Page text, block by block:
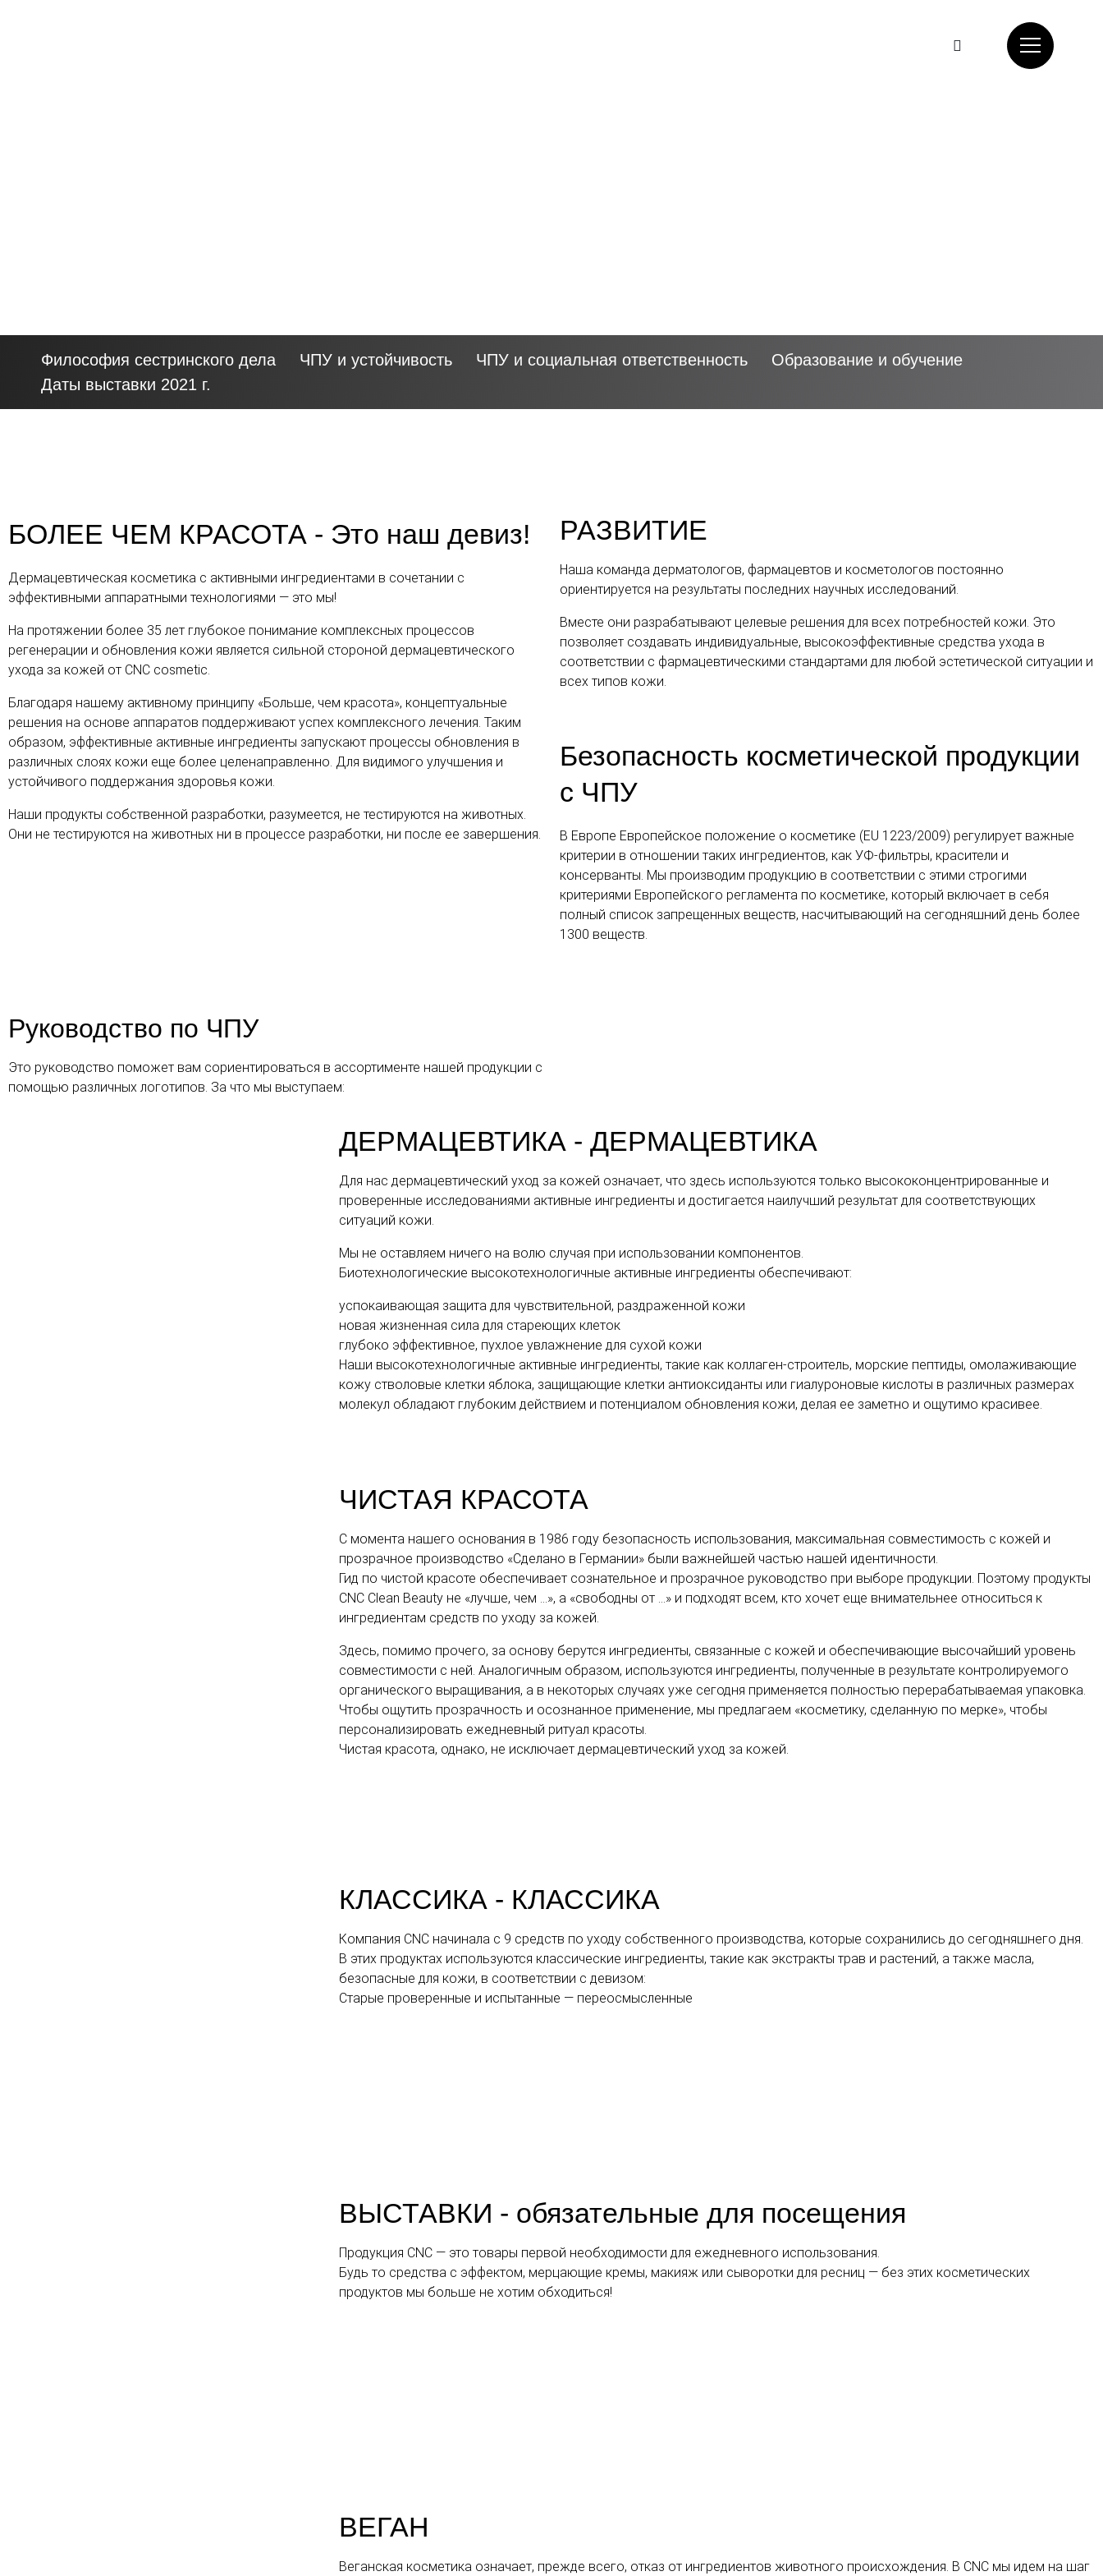
Философия сестринского дела ЧПУ и устойчивость ЧПУ и социальная ответственность
Образование и обучение
Даты выставки 2021 г.
БОЛЕЕ ЧЕМ КРАСОТА - Это наш девиз!
Дермацевтическая косметика с активными ингредиентами в сочетании с
эффективными аппаратными технологиями — это мы!
На протяжении более 35 лет глубокое понимание комплексных процессов
регенерации и обновления кожи является сильной стороной дермацевтического
ухода за кожей от CNC cosmetic.
Благодаря нашему активному принципу «Больше, чем красота», концептуальные
решения на основе аппаратов поддерживают успех комплексного лечения. Таким
образом, эффективные активные ингредиенты запускают процессы обновления в
различных слоях кожи еще более целенаправленно. Для видимого улучшения и
устойчивого поддержания здоровья кожи.
Наши продукты собственной разработки, разумеется, не тестируются на животных.
Они не тестируются на животных ни в процессе разработки, ни после ее завершения.
РАЗВИТИЕ
Наша команда дерматологов, фармацевтов и косметологов постоянно
ориентируется на результаты последних научных исследований.
Вместе они разрабатывают целевые решения для всех потребностей кожи. Это
позволяет создавать индивидуальные, высокоэффективные средства ухода в
соответствии с фармацевтическими стандартами для любой эстетической ситуации и
всех типов кожи.
Безопасность косметической продукции
с ЧПУ
В Европе Европейское положение о косметике (EU 1223/2009) регулирует важные
критерии в отношении таких ингредиентов, как УФ-фильтры, красители и
консерванты. Мы производим продукцию в соответствии с этими строгими
критериями Европейского регламента по косметике, который включает в себя
полный список запрещенных веществ, насчитывающий на сегодняшний день более
1300 веществ.
Руководство по ЧПУ
Это руководство поможет вам сориентироваться в ассортименте нашей продукции с
помощью различных логотипов. За что мы выступаем:
ДЕРМАЦЕВТИКА - ДЕРМАЦЕВТИКА
Для нас дермацевтический уход за кожей означает, что здесь используются только высококонцентрированные и
проверенные исследованиями активные ингредиенты и достигается наилучший результат для соответствующих
ситуаций кожи.
Мы не оставляем ничего на волю случая при использовании компонентов.
Биотехнологические высокотехнологичные активные ингредиенты обеспечивают:
успокаивающая защита для чувствительной, раздраженной кожи
новая жизненная сила для стареющих клеток
глубоко эффективное, пухлое увлажнение для сухой кожи
Наши высокотехнологичные активные ингредиенты, такие как коллаген-строитель, морские пептиды, омолаживающие
кожу стволовые клетки яблока, защищающие клетки антиоксиданты или гиалуроновые кислоты в различных размерах
молекул обладают глубоким действием и потенциалом обновления кожи, делая ее заметно и ощутимо красивее.
ЧИСТАЯ КРАСОТА
С момента нашего основания в 1986 году безопасность использования, максимальная совместимость с кожей и
прозрачное производство «Сделано в Германии» были важнейшей частью нашей идентичности.
Гид по чистой красоте обеспечивает сознательное и прозрачное руководство при выборе продукции. Поэтому продукты
CNC Clean Beauty не «лучше, чем …», а «свободны от …» и подходят всем, кто хочет еще внимательнее относиться к
ингредиентам средств по уходу за кожей.
Здесь, помимо прочего, за основу берутся ингредиенты, связанные с кожей и обеспечивающие высочайший уровень
совместимости с ней. Аналогичным образом, используются ингредиенты, полученные в результате контролируемого
органического выращивания, а в некоторых случаях уже сегодня применяется полностью перерабатываемая упаковка.
Чтобы ощутить прозрачность и осознанное применение, мы предлагаем «косметику, сделанную по мерке», чтобы
персонализировать ежедневный ритуал красоты.
Чистая красота, однако, не исключает дермацевтический уход за кожей.
КЛАССИКА - КЛАССИКА
Компания CNC начинала с 9 средств по уходу собственного производства, которые сохранились до сегодняшнего дня.
В этих продуктах используются классические ингредиенты, такие как экстракты трав и растений, а также масла,
безопасные для кожи, в соответствии с девизом:
Старые проверенные и испытанные — переосмысленные
ВЫСТАВКИ - обязательные для посещения
Продукция CNC — это товары первой необходимости для ежедневного использования.
Будь то средства с эффектом, мерцающие кремы, макияж или сыворотки для ресниц — без этих косметических
продуктов мы больше не хотим обходиться!
ВЕГАН
Веганская косметика означает, прежде всего, отказ от ингредиентов животного происхождения. В CNC мы идем на шаг